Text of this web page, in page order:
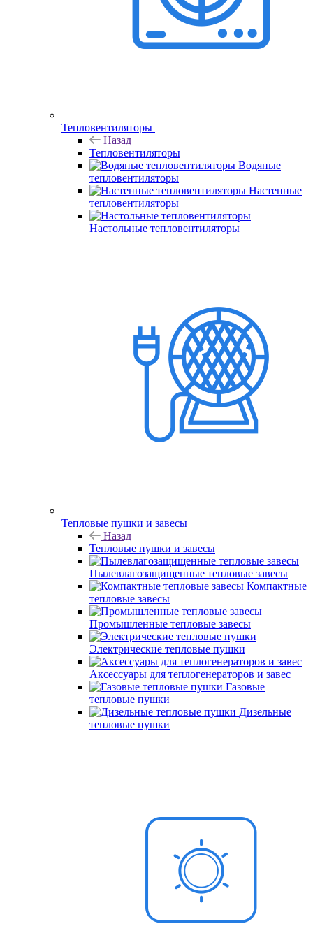
Тепловентиляторы
Назад
Тепловентиляторы
Водяные
тепловентиляторы
Настенные
тепловентиляторы
Настольные тепловентиляторы
Тепловые пушки и завесы
Назад
Тепловые пушки и завесы
Пылевлагозащищенные тепловые завесы
Компактные
тепловые завесы
Промышленные тепловые завесы
Электрические тепловые пушки
Аксессуары для теплогенераторов и завес
Газовые
тепловые пушки
Дизельные
тепловые пушки